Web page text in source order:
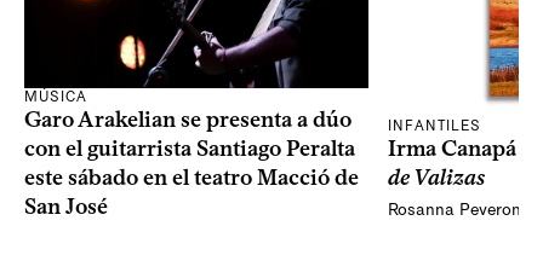
MÚSICA
Garo Arakelian se presenta a dúo
con el guitarrista Santiago Peralta
este sábado en el teatro Macció de
San José
INFANTILES
Irma Canapá
de Valizas
Rosanna Peveroni